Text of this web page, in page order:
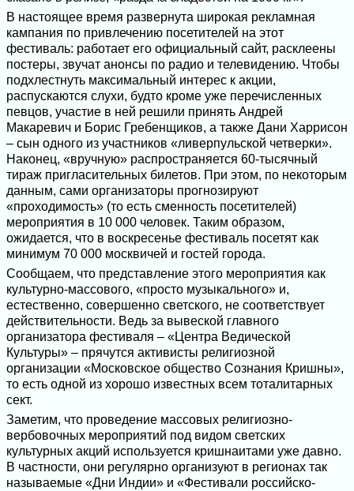
В настоящее время развернута широкая рекламная
кампания по привлечению посетителей на этот
фестиваль: работает его официальный сайт, расклеены
постеры, звучат анонсы по радио и телевидению. Чтобы
подхлестнуть максимальный интерес к акции,
распускаются слухи, будто кроме уже перечисленных
певцов, участие в ней решили принять Андрей
Макаревич и Борис Гребенщиков, а также Дани Харрисон
– сын одного из участников «ливерпульской четверки».
Наконец, «вручную» распространяется 60-тысячный
тираж пригласительных билетов. При этом, по некоторым
данным, сами организаторы прогнозируют
«проходимость» (то есть сменность посетителей)
мероприятия в 10 000 человек. Таким образом,
ожидается, что в воскресенье фестиваль посетят как
минимум 70 000 москвичей и гостей города.
Сообщаем, что представление этого мероприятия как
культурно-массового, «просто музыкального» и,
естественно, совершенно светского, не соответствует
действительности. Ведь за вывеской главного
организатора фестиваля – «Центра Ведической
Культуры» – прячутся активисты религиозной
организации «Московское общество Сознания Кришны»,
то есть одной из хорошо известных всем тоталитарных
сект.
Заметим, что проведение массовых религиозно-
вербовочных мероприятий под видом светских
культурных акций используется кришнаитами уже давно.
В частности, они регулярно организуют в регионах так
называемые «Дни Индии» и «Фестивали российско-